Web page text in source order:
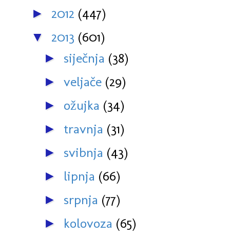
► 2012 (447)
▼ 2013 (601)
► siječnja (38)
► veljače (29)
► ožujka (34)
► travnja (31)
► svibnja (43)
► lipnja (66)
► srpnja (77)
► kolovoza (65)